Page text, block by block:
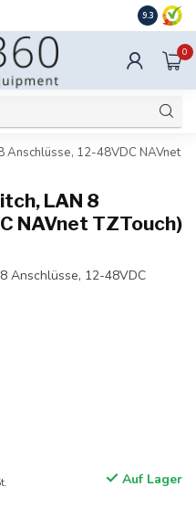
9.3
0
Anschlüsse, 12-48VDC NAVnet
LAN 8
NAVnet TZTouch)
Auf Lager